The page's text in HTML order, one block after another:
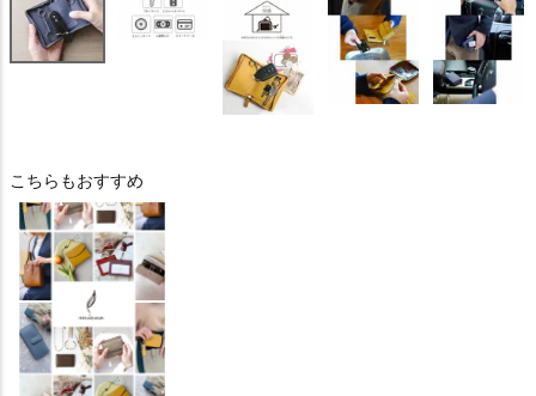
こちらもおすすめ